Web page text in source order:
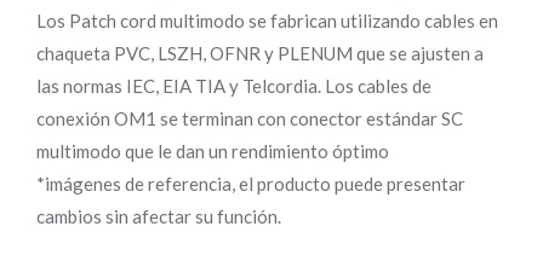
Los Patch cord multimodo se fabrican utilizando cables en
chaqueta PVC, LSZH, OFNR y PLENUM que se ajusten a
las normas IEC, EIA TIA y Telcordia. Los cables de
conexión OM1 se terminan con conector estándar SC
multimodo que le dan un rendimiento óptimo
*imágenes de referencia, el producto puede presentar
cambios sin afectar su función.